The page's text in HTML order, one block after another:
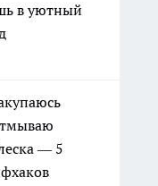
в уютный
— 5